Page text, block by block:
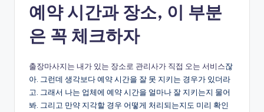
예약 시간과 장소, 이 부분
은 꼭 체크하자
출장마사지는 내가 있는 장소로 관리사가 직접 오는 서비스잖
아. 그런데 생각보다 예약 시간을 잘 못 지키는 경우가 있더라
고. 그래서 나는 업체에 예약 시간을 얼마나 잘 지키는지 물어
봐. 그리고 만약 지각할 경우 어떻게 처리되는지도 미리 확인